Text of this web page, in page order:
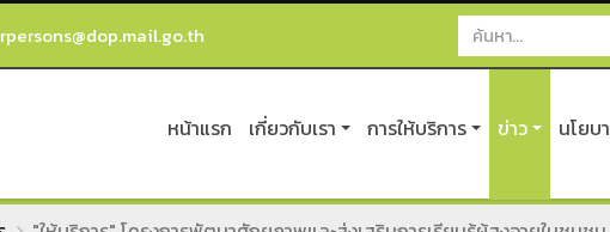
หน้าแรก เกี่ยวกับเรา การให้บริการ ข่าว นโยบ